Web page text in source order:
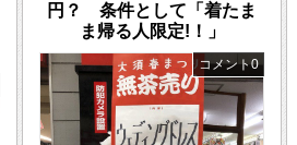
円？ 条件として「着たま
ま帰る人限定!！」
コメント0